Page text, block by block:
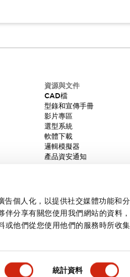
告個人化，以提供社交媒體功能和
伴分享有關您使用我們網站的資料
或他們從您使用他們的服務時所收集
統計資料
產品詳情 主要特點
資源與文件
CAD檔
型錄和宣傳手冊
影片專區
選型系統
軟體下載
邏輯模擬器
產品資安通知